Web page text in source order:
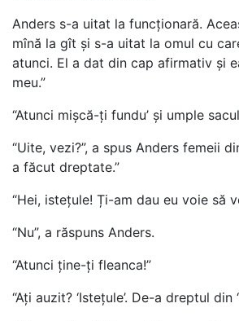
Anders s-a uitat la funcționară.
mînă la gît și s-a uitat la omul cu
atunci. El a dat din cap afirmativ și
meu.”
“Atunci mișcă-ți fundu’ și umple
“Uite, vezi?”, a spus Anders femeii
a făcut dreptate.”
“Hei, istețule! Ți-am dau eu voie să
“Nu”, a răspuns Anders.
“Atunci ține-ți fleanca!”
“Ați auzit? ‘Istețule’. De-a dreptul din